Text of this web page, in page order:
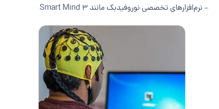
– نرم‌افزارهای تخصصی نوروفیدبک مانند Smart Mind 3